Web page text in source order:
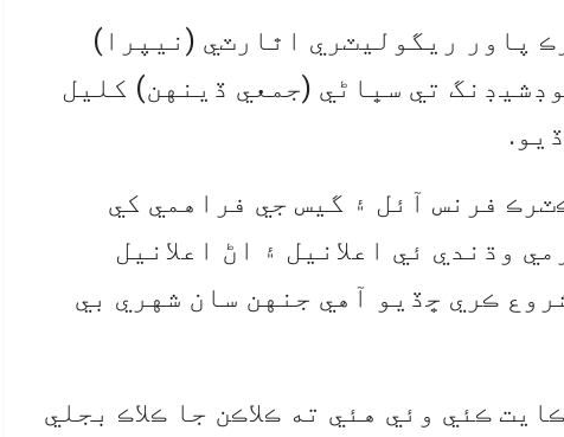
پاور ريگوليٽري اٿارٽي (نيپرا)
تي سڀاڻي (جمعي ڏينهن) کليل
فرنس آئل ۽ گيس جي فراهمي کي
وڌندي ئي اعلانيل ۽ اڻ اعلانيل
ڪري ڇڏيو آهي جنهن سان شهري بي
ڪئي وئي هئي ته ڪلاڪن جا ڪلاڪ بجلي